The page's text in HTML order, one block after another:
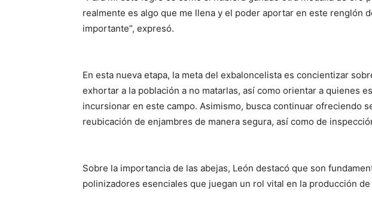
realmente es algo que me llena y el poder aportar en este renglón
importante”, expresó.
En esta nueva etapa, la meta del exbaloncelista es concientizar
exhortar a la población a no matarlas, así como orientar a quienes
incursionar en este campo. Asimismo, busca continuar ofreciendo
reubicación de enjambres de manera segura, así como de
Sobre la importancia de las abejas, León destacó que son
polinizadores esenciales que juegan un rol vital en la producción